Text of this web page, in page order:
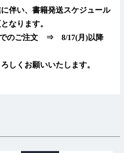
伴い、書籍発送スケジュール
なります。
でのご注文 ⇒ 8/17(月)以降
しくお願いいたします。